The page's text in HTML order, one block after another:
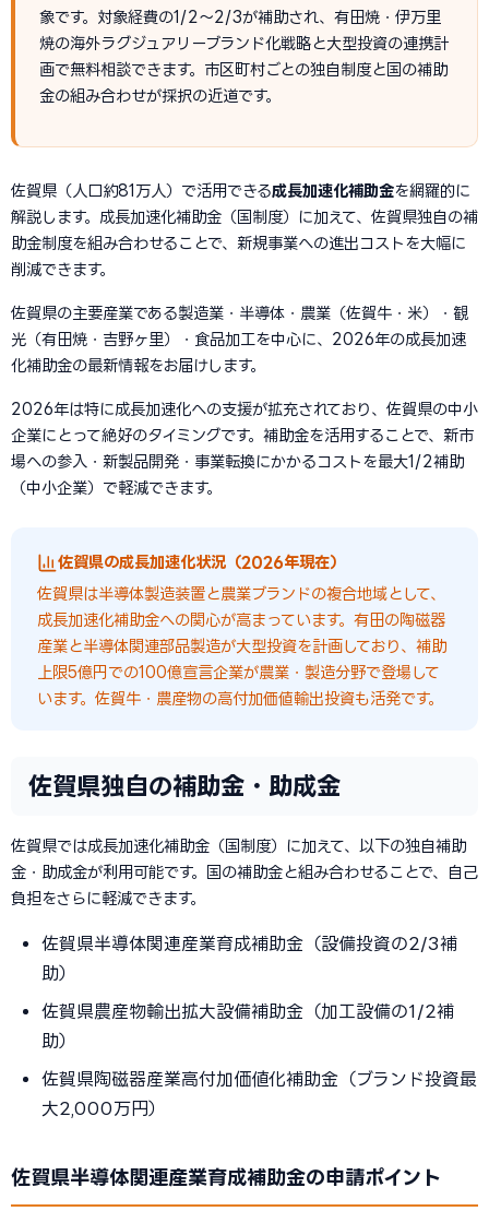
象です。対象経費の1/2〜2/3が補助され、有田焼・伊万里
焼の海外ラグジュアリーブランド化戦略と大型投資の連携計
画で無料相談できます。市区町村ごとの独自制度と国の補助
金の組み合わせが採択の近道です。
佐賀県（人口約81万人）で活用できる成長加速化補助金を網羅的に
解説します。成長加速化補助金（国制度）に加えて、佐賀県独自の補
助金制度を組み合わせることで、新規事業への進出コストを大幅に
削減できます。
佐賀県の主要産業である製造業・半導体・農業（佐賀牛・米）・観
光（有田焼・吉野ヶ里）・食品加工を中心に、2026年の成長加速
化補助金の最新情報をお届けします。
2026年は特に成長加速化への支援が拡充されており、佐賀県の中小
企業にとって絶好のタイミングです。補助金を活用することで、新市
場への参入・新製品開発・事業転換にかかるコストを最大1/2補助
（中小企業）で軽減できます。
佐賀県の成長加速化状況（2026年現在）
佐賀県は半導体製造装置と農業ブランドの複合地域として、
成長加速化補助金への関心が高まっています。有田の陶磁器
産業と半導体関連部品製造が大型投資を計画しており、補助
上限5億円での100億宣言企業が農業・製造分野で登場して
います。佐賀牛・農産物の高付加価値輸出投資も活発です。
佐賀県独自の補助金・助成金
佐賀県では成長加速化補助金（国制度）に加えて、以下の独自補助
金・助成金が利用可能です。国の補助金と組み合わせることで、自己
負担をさらに軽減できます。
佐賀県半導体関連産業育成補助金（設備投資の2/3補
助）
佐賀県農産物輸出拡大設備補助金（加工設備の1/2補
助）
佐賀県陶磁器産業高付加価値化補助金（ブランド投資最
大2,000万円）
佐賀県半導体関連産業育成補助金の申請ポイント